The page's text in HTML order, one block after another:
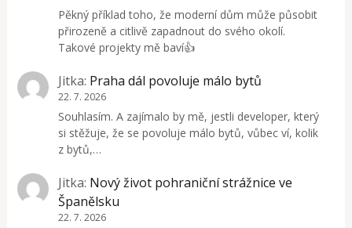
Pěkný příklad toho, že moderní dům může působit
přirozeně a citlivě zapadnout do svého okolí.
Takové projekty mě baví👍
Jitka: Praha dál povoluje málo bytů
22. 7. 2026
Souhlasím. A zajímalo by mě, jestli developer, který
si stěžuje, že se povoluje málo bytů, vůbec ví, kolik
z bytů,…
Jitka: Nový život pohraniční strážnice ve
Španělsku
22. 7. 2026